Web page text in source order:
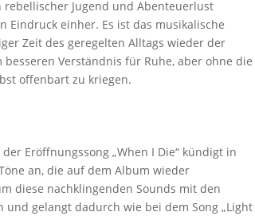
rebellischer Jugend und Abenteuerlust
Eindruck einher. Es ist das musikalische
Zeit des geregelten Alltags wieder der
Verständnis für Ruhe, aber ohne die
offenbart zu kriegen.
Eröffnungssong „When I Die“ kündigt in
an, die auf dem Album wieder
diese nachklingenden Sounds mit den
und gelangt dadurch wie bei dem Song „Light